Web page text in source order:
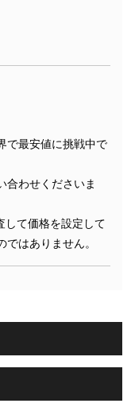
で最安値に挑戦中で
合わせくださいま
て価格を設定して
はありません。